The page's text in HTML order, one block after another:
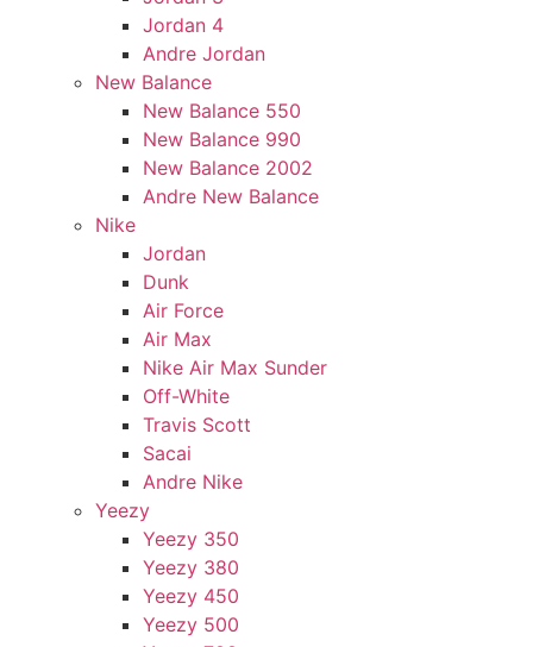
Jordan 4
Andre Jordan
New Balance
New Balance 550
New Balance 990
New Balance 2002
Andre New Balance
Nike
Jordan
Dunk
Air Force
Air Max
Nike Air Max Sunder
Off-White
Travis Scott
Sacai
Andre Nike
Yeezy
Yeezy 350
Yeezy 380
Yeezy 450
Yeezy 500